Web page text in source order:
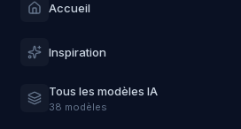
Accueil
Inspiration
Tous les modèles IA
38 modèles